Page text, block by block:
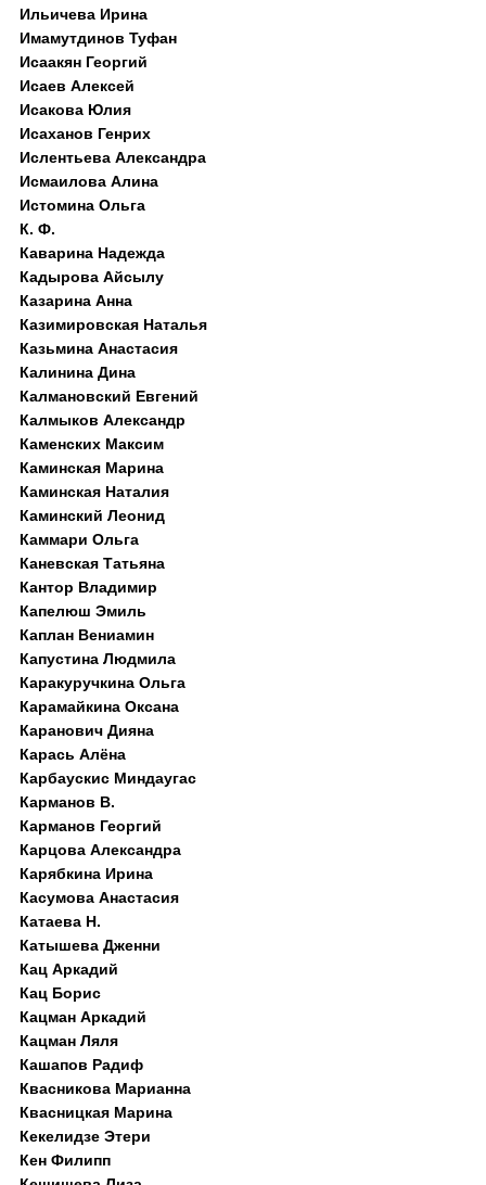
Ильичева Ирина
Имамутдинов Туфан
Исаакян Георгий
Исаев Алексей
Исакова Юлия
Исаханов Генрих
Ислентьева Александра
Исмаилова Алина
Истомина Ольга
К. Ф.
Каварина Надежда
Кадырова Айсылу
Казарина Анна
Казимировская Наталья
Казьмина Анастасия
Калинина Дина
Калмановский Евгений
Калмыков Александр
Каменских Максим
Каминская Марина
Каминская Наталия
Каминский Леонид
Каммари Ольга
Каневская Татьяна
Кантор Владимир
Капелюш Эмиль
Каплан Вениамин
Капустина Людмила
Каракуручкина Ольга
Карамайкина Оксана
Каранович Дияна
Карась Алёна
Карбаускис Миндаугас
Карманов В.
Карманов Георгий
Карцова Александра
Карябкина Ирина
Касумова Анастасия
Катаева Н.
Катышева Дженни
Кац Аркадий
Кац Борис
Кацман Аркадий
Кацман Ляля
Кашапов Радиф
Квасникова Марианна
Квасницкая Марина
Кекелидзе Этери
Кен Филипп